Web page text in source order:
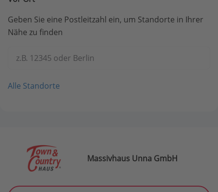
Geben Sie eine Postleitzahl ein, um Standorte in Ihrer
Nähe zu finden
z.B. 12345 oder Berlin
Alle Standorte
Massivhaus Unna GmbH